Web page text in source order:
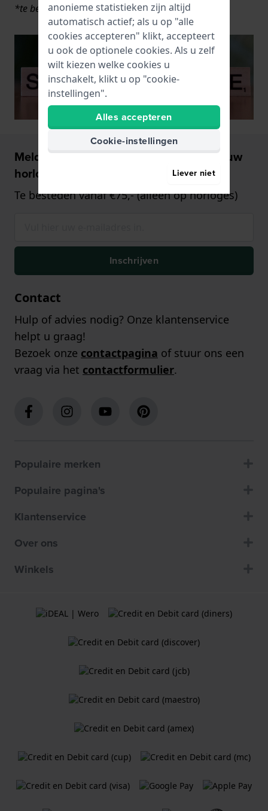
*te besteden bij aankopen van € 75 of meer
Meld u aan en ontvang €5,- korting op uw
horloge!
Te besteden vanaf €75,- (alleen op horloges)
Inschrijven
Contact
Hulp of advies nodig? Onze klantenservice
helpt u graag!
Bezoek onze contactpagina of stuur ons een
vraag via het contactformulier.
Populaire merken
Populaire pagina's
Klantenservice
Over ons
Winkels
anonieme statistieken zijn altijd
automatisch actief; als u op "alle
cookies accepteren" klikt, accepteert
u ook de optionele cookies. Als u zelf
wilt kiezen welke cookies u
inschakelt, klikt u op "cookie-
instellingen".
Alles accepteren
Cookie-instellingen
Liever niet